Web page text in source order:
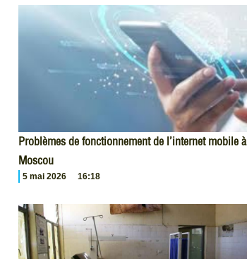
Problèmes de fonctionnement de l’internet mobile à
Moscou
5 mai 2026 16:18